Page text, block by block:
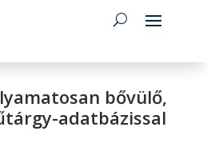
bővülő,
adatbázissal